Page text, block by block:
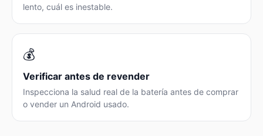
lento, cuál es inestable.
💰
Verificar antes de revender
Inspecciona la salud real de la batería antes de comprar
o vender un Android usado.